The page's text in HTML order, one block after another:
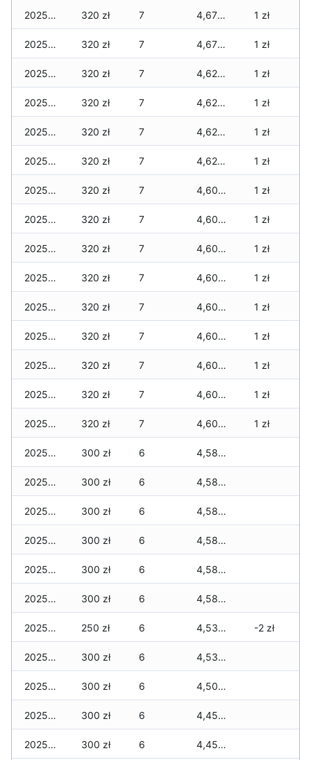
2025-12-14 320 zł 7 4,670 zł 1 zł
2025-12-13 320 zł 7 4,670 zł 1 zł
2025-12-12 320 zł 7 4,620 zł 1 zł
2025-12-11 320 zł 7 4,620 zł 1 zł
2025-12-10 320 zł 7 4,620 zł 1 zł
2025-12-09 320 zł 7 4,620 zł 1 zł
2025-12-08 320 zł 7 4,600 zł 1 zł
2025-12-07 320 zł 7 4,600 zł 1 zł
2025-12-06 320 zł 7 4,600 zł 1 zł
2025-12-05 320 zł 7 4,600 zł 1 zł
2025-12-04 320 zł 7 4,600 zł 1 zł
2025-12-03 320 zł 7 4,600 zł 1 zł
2025-12-02 320 zł 7 4,600 zł 1 zł
2025-12-01 320 zł 7 4,600 zł 1 zł
2025-11-30 320 zł 7 4,600 zł 1 zł
2025-11-29 300 zł 6 4,580 zł
2025-11-28 300 zł 6 4,580 zł
2025-11-27 300 zł 6 4,580 zł
2025-11-26 300 zł 6 4,580 zł
2025-11-25 300 zł 6 4,580 zł
2025-11-24 300 zł 6 4,580 zł
2025-11-23 250 zł 6 4,530 zł -2 zł
2025-11-22 300 zł 6 4,530 zł
2025-11-21 300 zł 6 4,500 zł
2025-11-20 300 zł 6 4,450 zł
2025-11-19 300 zł 6 4,450 zł